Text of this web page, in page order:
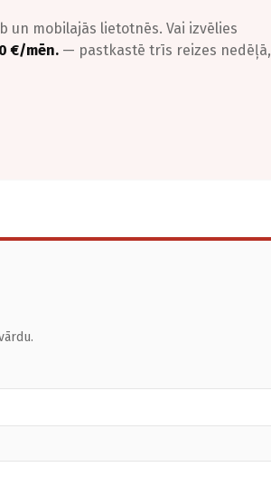
un mobilajās lietotnēs. Vai izvēlies
€/mēn. — pastkastē trīs reizes nedēļā,